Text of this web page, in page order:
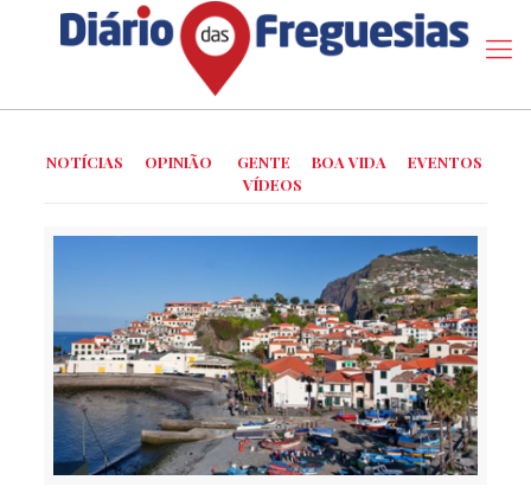
NOTÍCIAS OPINIÃO GENTE BOA VIDA
EVENTOS
VÍDEOS